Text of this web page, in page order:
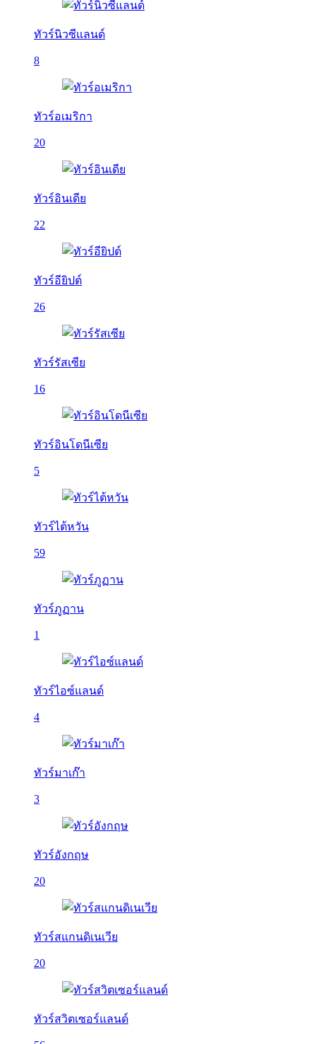
ทัวร์นิวซีแลนด์
8
ทัวร์อเมริกา
20
ทัวร์อินเดีย
22
ทัวร์อียิปต์
26
ทัวร์รัสเซีย
16
ทัวร์อินโดนีเซีย
5
ทัวร์ไต้หวัน
59
ทัวร์ภูฏาน
1
ทัวร์ไอซ์แลนด์
4
ทัวร์มาเก๊า
3
ทัวร์อังกฤษ
20
ทัวร์สแกนดิเนเวีย
20
ทัวร์สวิตเซอร์แลนด์